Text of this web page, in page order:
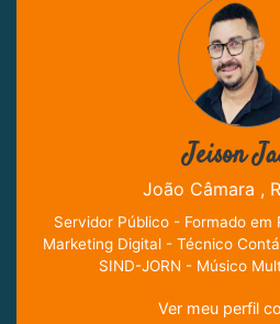
Jeison
João Câmara ,
Servidor Público - Formado em
Marketing Digital - Técnico
SIND-JORN - Músico
Ver meu perfil